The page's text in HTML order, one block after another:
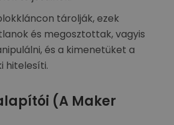
tárolják, ezek
és megosztottak, vagyis
és a kimenetüket a
hitelesíti.
(A Maker